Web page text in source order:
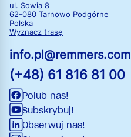
ul. Sowia 8
62-080 Tarnowo Podgórne
Polska
Wyznacz trasę
info.pl@remmers.com
(+48) 61 816 81 00
Polub nas!
Subskrybuj!
Obserwuj nas!